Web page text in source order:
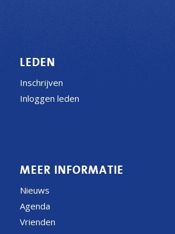
LEDEN
Inschrijven
Inloggen leden
MEER INFORMATIE
Nieuws
Agenda
Vrienden